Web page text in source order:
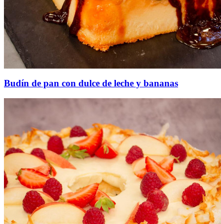
Budín de pan con dulce de leche y bananas